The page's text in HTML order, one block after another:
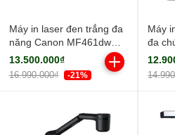
Máy in laser đen trắng đa
năng Canon MF461dw
(NK)
13.500.000₫
16.990.000₫ -21%
Máy
đa